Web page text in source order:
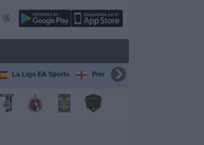
La Liga EA Sports Premier League